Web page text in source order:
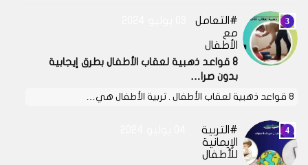
التعامل
مع
الأطفال
8 قواعد ذهبية لعقاب الأطفال بطرق إيجابية
بدون صرا…
8 قواعد ذهبية لعقاب الأطفال . تربية الأطفال هي…
التربية
الإيمانية
للأطفال